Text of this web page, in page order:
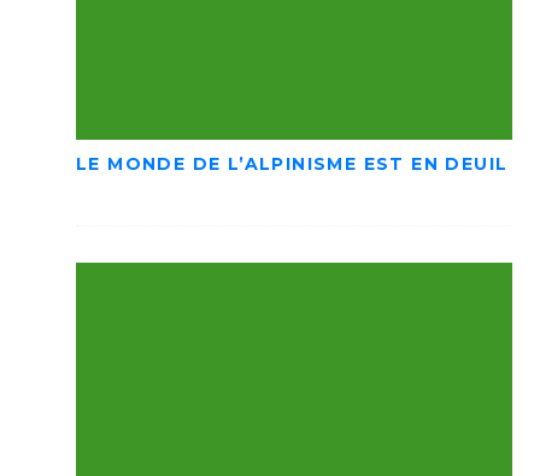
LE MONDE DE L’ALPINISME EST EN DEUIL